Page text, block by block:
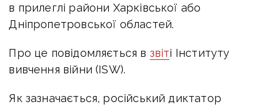
в прилеглі райони Харківської або
Дніпропетровської областей.
Про це повідомляється в звіті Інституту
вивчення війни (ISW).
Як зазначається, російський диктатор